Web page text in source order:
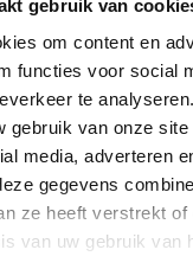
gebruik van
om content en
functies voor social
te
gebruik van onze site
media, adverteren
gegevens
ze heeft verstrekt of
van uw gebruik van